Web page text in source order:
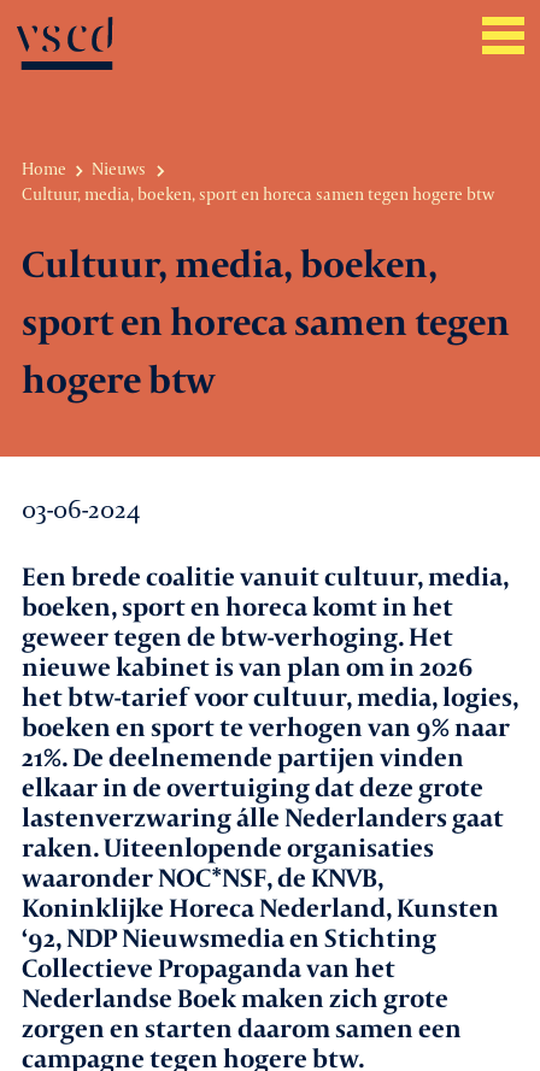
Over VSCD
Belangenbehartiging
Werkgeverszaken
Promotie
Netwerk & service
Lid worden
Agenda
Leden
Nieuws
In gesprek met leden
Vacatures
Contact
Aanmelden nieuwsbrief
Home
Nieuws
Cultuur, media, boeken, sport en horeca samen tegen hogere btw
Cultuur, media, boeken,
sport en horeca samen tegen
hogere btw
03-06-2024
Een brede coalitie vanuit cultuur, media,
boeken, sport en horeca komt in het
geweer tegen de btw-verhoging. Het
nieuwe kabinet is van plan om in 2026
het btw-tarief voor cultuur, media, logies,
boeken en sport te verhogen van 9% naar
21%. De deelnemende partijen vinden
elkaar in de overtuiging dat deze grote
lastenverzwaring álle Nederlanders gaat
raken. Uiteenlopende organisaties
waaronder NOC*NSF, de KNVB,
Koninklijke Horeca Nederland, Kunsten
‘92, NDP Nieuwsmedia en Stichting
Collectieve Propaganda van het
Nederlandse Boek maken zich grote
zorgen en starten daarom samen een
campagnetegen hogere btw.